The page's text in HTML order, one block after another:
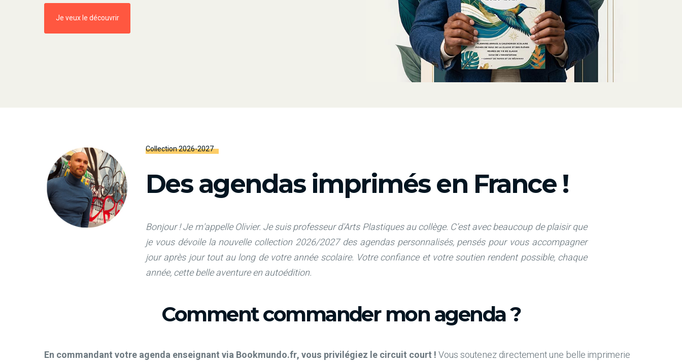
Je veux le découvrir
Collection 2026-2027
Des agendas imprimés en France !
Bonjour ! Je m'appelle Olivier. Je suis professeur d'Arts Plastiques au collège. C’est avec beaucoup de plaisir que
je vous dévoile la nouvelle collection 2026/2027 des agendas personnalisés, pensés pour vous accompagner
jour après jour tout au long de votre année scolaire. Votre confiance et votre soutien rendent possible, chaque
année, cette belle aventure en autoédition.
Comment commander mon agenda ?
En commandant votre agenda enseignant via Bookmundo.fr, vous privilégiez le circuit court !Vous soutenez directement une belle imprimerie